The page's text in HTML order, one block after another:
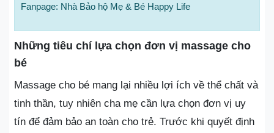
Fanpage: Nhà Bảo hộ Mẹ & Bé Happy Life
Những tiêu chí lựa chọn đơn vị massage cho
bé
Massage cho bé mang lại nhiều lợi ích về thể chất và
tinh thần, tuy nhiên cha mẹ cần lựa chọn đơn vị uy
tín để đảm bảo an toàn cho trẻ. Trước khi quyết định